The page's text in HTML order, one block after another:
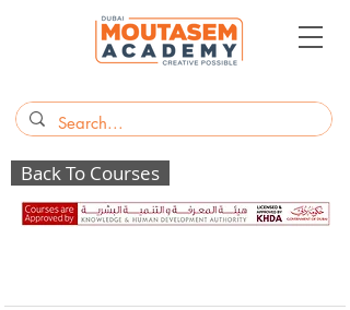
Back To Courses